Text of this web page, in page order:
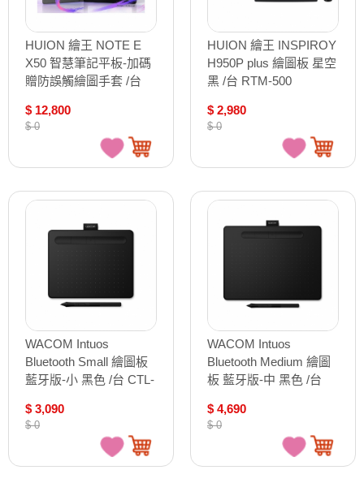
HUION 繪王 NOTE E
X50 智慧筆記平板-加碼
贈防誤觸繪圖手套 /台
$ 12,800
$ 0
HUION 繪王 INSPIROY
H950P plus 繪圖板 星空
黑 /台 RTM-500
$ 2,980
$ 0
WACOM Intuos
Bluetooth Small 繪圖板
藍牙版-小 黑色 /台 CTL-
$ 3,090
$ 0
WACOM Intuos
Bluetooth Medium 繪圖
板 藍牙版-中 黑色 /台
$ 4,690
$ 0